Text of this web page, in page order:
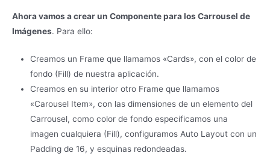
Ahora vamos a crear un Componente para los Carrousel de
Imágenes. Para ello:
Creamos un Frame que llamamos «Cards», con el color de
fondo (Fill) de nuestra aplicación.
Creamos en su interior otro Frame que llamamos
«Carousel Item», con las dimensiones de un elemento del
Carrousel, como color de fondo especificamos una
imagen cualquiera (Fill), configuramos Auto Layout con un
Padding de 16, y esquinas redondeadas.